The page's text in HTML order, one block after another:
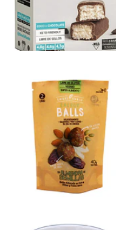
$5.990
Energy balls
al...
Not
Available